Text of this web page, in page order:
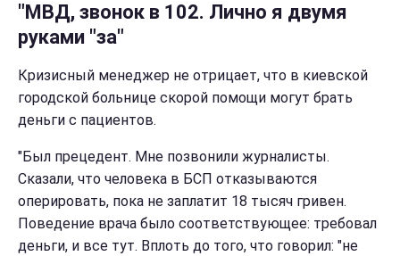
"МВД, звонок в 102. Лично я двумя
руками "за"
Кризисный менеджер не отрицает, что в киевской
городской больнице скорой помощи могут брать
деньги с пациентов.
"Был прецедент. Мне позвонили журналисты.
Сказали, что человека в БСП отказываются
оперировать, пока не заплатит 18 тысяч гривен.
Поведение врача было соответствующее: требовал
деньги, и все тут. Вплоть до того, что говорил: "не